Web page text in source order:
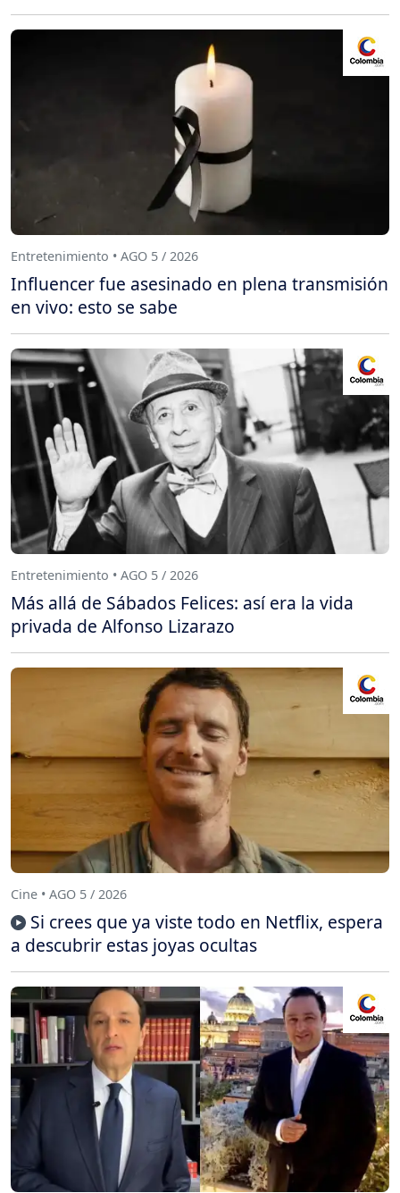
Entretenimiento • AGO 5 / 2026
Influencer fue asesinado en plena transmisión
en vivo: esto se sabe
Entretenimiento • AGO 5 / 2026
Más allá de Sábados Felices: así era la vida
privada de Alfonso Lizarazo
Cine • AGO 5 / 2026
Si crees que ya viste todo en Netflix, espera
a descubrir estas joyas ocultas